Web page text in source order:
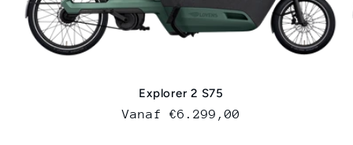
Explorer 2 S75
Normale
Vanaf €6.299,00